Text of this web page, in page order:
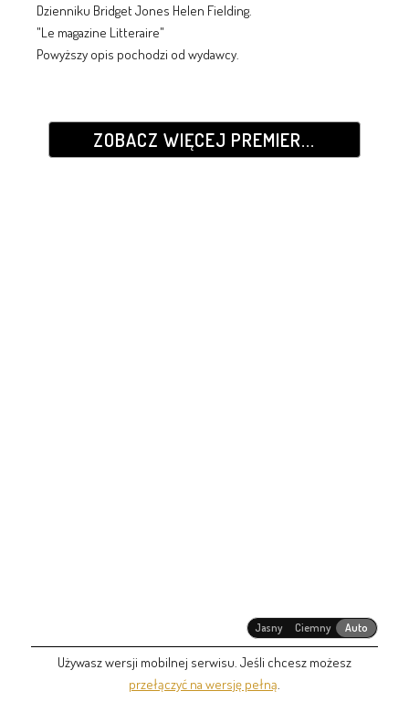
Dzienniku Bridget Jones Helen Fielding.
"Le magazine Litteraire"
Powyższy opis pochodzi od wydawcy.
ZOBACZ WIĘCEJ PREMIER...
Jasny Ciemny Auto
Używasz wersji mobilnej serwisu. Jeśli chcesz możesz
przełączyć na wersję pełną